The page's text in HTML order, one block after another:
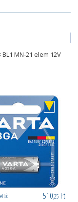
BL1 MN-21 elem 12V
510,25 Ft